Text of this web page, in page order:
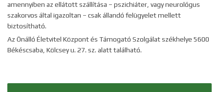
amennyiben az ellátott szállítása – pszichiáter, vagy neurológus
szakorvos által igazoltan – csak állandó felügyelet mellett
biztosítható.
Az Önálló Életvitel Központ és Támogató Szolgálat székhelye 5600
Békéscsaba, Kölcsey u. 27. sz. alatt található.